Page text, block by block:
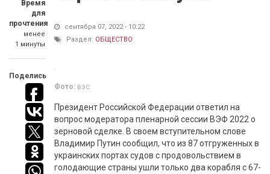
Время
для
прочтения
менее
1 минуты
Поделись
сентября 07, 2022 - 10:22
Раздел: ОБЩЕСТВО
Фото: вэс
Президент Российской Федерации ответил на
вопрос модератора пленарной сессии ВЭФ 2022 о
зерновой сделке. В своем вступительном слове
Владимир Путин сообщил, что из 87 отгруженных в
украинских портах судов с продовольствием в
голодающие страны ушли только два корабля с 67-